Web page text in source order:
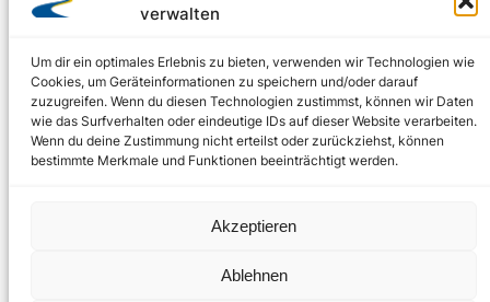
verwalten
Um dir ein optimales Erlebnis zu bieten, verwenden wir Technologien wie
Cookies, um Geräteinformationen zu speichern und/oder darauf
zuzugreifen. Wenn du diesen Technologien zustimmst, können wir Daten
wie das Surfverhalten oder eindeutige IDs auf dieser Website verarbeiten.
Wenn du deine Zustimmung nicht erteilst oder zurückziehst, können
bestimmte Merkmale und Funktionen beeinträchtigt werden.
Akzeptieren
Ablehnen
Freiwillige Spenden für die Aufrechterhaltung
Support us
© 2002 – 2026